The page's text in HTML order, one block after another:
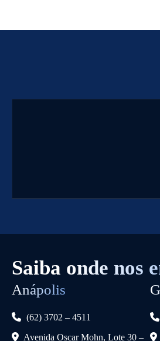
Saiba onde nos
Anápolis
(62) 3702 – 4511
Avenida Oscar Mohn, Lote 30 –